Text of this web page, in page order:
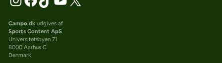
Campo.dkudgives af
Sports Content ApS
Universitetsbyen 71
8000 Aarhus C
Denmark